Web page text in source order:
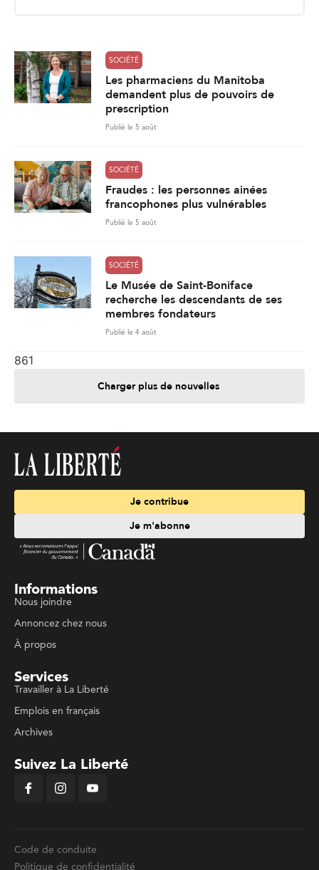
SOCIÉTÉ
Les pharmaciens du Manitoba
demandent plus de pouvoirs de
prescription
Publié le 5 août
SOCIÉTÉ
Fraudes : les personnes ainées
francophones plus vulnérables
Publié le 5 août
SOCIÉTÉ
Le Musée de Saint-Boniface
recherche les descendants de ses
membres fondateurs
Publié le 4 août
861
Charger plus de nouvelles
Je contribue
Je m'abonne
Informations
Nous joindre
Annoncez chez nous
À propos
Services
Travailler à La Liberté
Emplois en français
Archives
Suivez La Liberté
Code de conduite
Politique de confidentialité